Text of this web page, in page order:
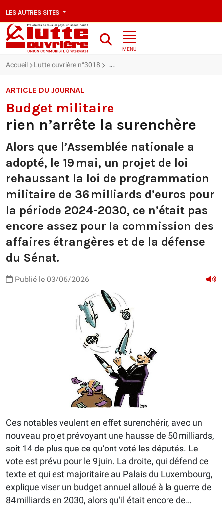
LES AUTRES SITES
MENU
Accueil Lutte ouvrière n°3018 Budget militaire : rien n’arrête la
ARTICLE DU JOURNAL
Budget militaire
rien n’arrête la surenchère
Alors que l’Assemblée nationale a
adopté, le 19 mai, un projet de loi
rehaussant la loi de programmation
militaire de 36 milliards d’euros pour
la période 2024-2030, ce n’était pas
encore assez pour la commission des
affaires étrangères et de la défense
du Sénat.
Publié le 03/06/2026
Ces notables veulent en effet surenchérir, avec un
nouveau projet prévoyant une hausse de 50 milliards,
soit 14 de plus que ce qu’ont voté les députés. Le
vote est prévu pour le 9 juin. La droite, qui défend ce
texte et qui est majoritaire au Palais du Luxembourg,
explique viser un budget annuel alloué à la guerre de
84 milliards en 2030, alors qu’il était encore de…